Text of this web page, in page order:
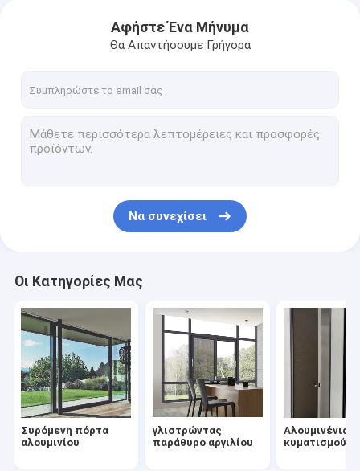
Αλουμινένια πόρτα κυματισμού
Αλουμινένιο κουνιστό παράθυρο
γυάλινο κιγκλίδωμα καναλιού αλουμινίου
Τοίχος χωρισμάτων γυαλιού
Αργίλιο που διπλώνει το παράθυρο
Αφήστε Ένα Μήνυμα
Θα Απαντήσουμε Γρήγορα
Να συνεχίσει
Οι Κατηγορίες Μας
Συρόμενη πόρτα
αλουμινίου
γλιστρώντας
παράθυρο αργιλίου
Αλουμινένια
κυματισμού